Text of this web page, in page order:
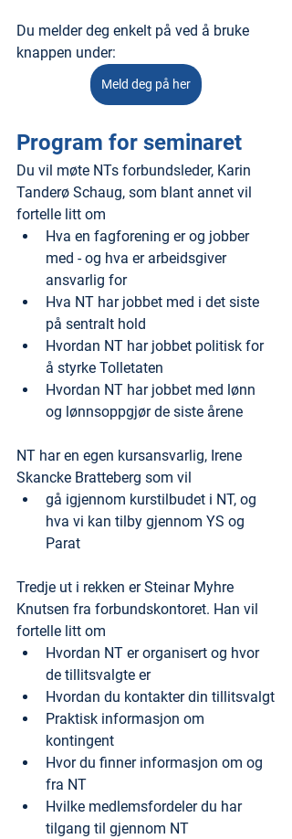
Du melder deg enkelt på ved å bruke
knappen under:
Meld deg på her
Program for seminaret
Du vil møte NTs forbundsleder, Karin
Tanderø Schaug, som blant annet vil
fortelle litt om
Hva en fagforening er og jobber
med - og hva er arbeidsgiver
ansvarlig for
Hva NT har jobbet med i det siste
på sentralt hold
Hvordan NT har jobbet politisk for
å styrke Tolletaten
Hvordan NT har jobbet med lønn
og lønnsoppgjør de siste årene
NT har en egen kursansvarlig, Irene
Skancke Bratteberg som vil
gå igjennom kurstilbudet i NT, og
hva vi kan tilby gjennom YS og
Parat
Tredje ut i rekken er Steinar Myhre
Knutsen fra forbundskontoret. Han vil
fortelle litt om
Hvordan NT er organisert og hvor
de tillitsvalgte er
Hvordan du kontakter din tillitsvalgt
Praktisk informasjon om
kontingent
Hvor du finner informasjon om og
fra NT
Hvilke medlemsfordeler du har
tilgang til gjennom NT